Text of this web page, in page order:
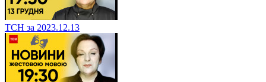
ТСН за 2023.12.13